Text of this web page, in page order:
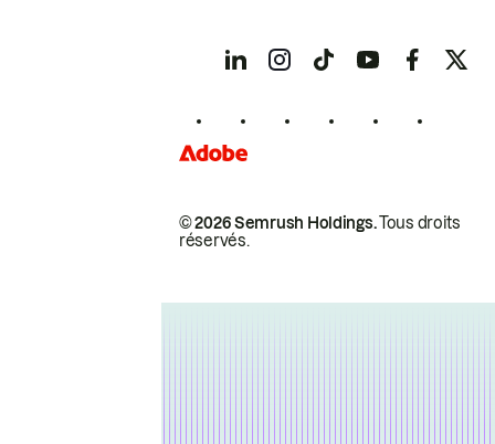
© 2026 Semrush Holdings.Tous droits
réservés.